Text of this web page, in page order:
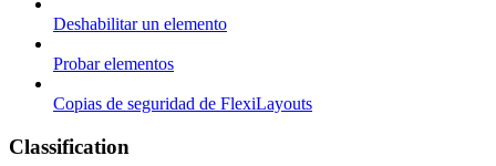
Deshabilitar un elemento
Probar elementos
Copias de seguridad de FlexiLayouts
Classification